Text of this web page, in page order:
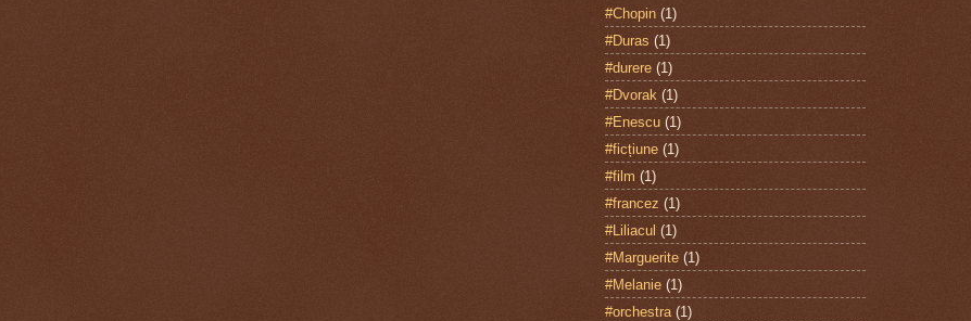
#Chopin (1)
#Duras (1)
#durere (1)
#Dvorak (1)
#Enescu (1)
#ficțiune (1)
#film (1)
#francez (1)
#Liliacul (1)
#Marguerite (1)
#Melanie (1)
#orchestra (1)